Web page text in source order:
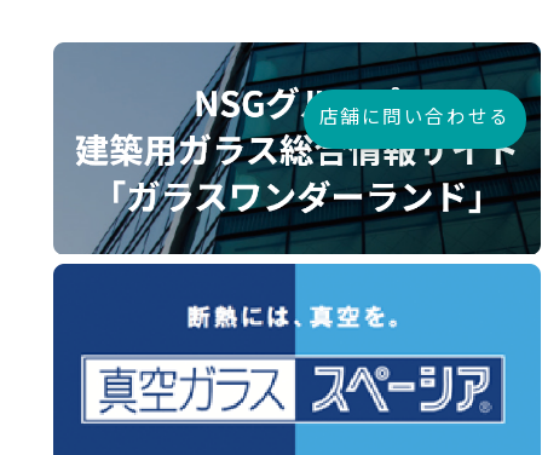
店舗に問い合わせる